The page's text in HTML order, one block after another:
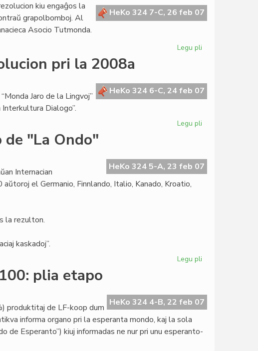
de
"Literatura
HeKo 324 7-C, 26 feb 07
kiu engaĝos la
grapolbomboj. Al
Asocio Tutmonda.
Legu pli
grapolbomboj
pri la 2008a
HeKo 324 6-C, 24 feb 07
Jaro de la Lingvoj”
Dialogo”.
Legu pli
pri
la
"La Ondo"
HeKo 324 5-A, 23 feb 07
Internacian
el Germanio, Finnlando, Italio, Kanado, Kroatio,
la rezulton.
kaskadoj”.
Legu pli
"La
Ondo"
plia etapo
HeKo 324 4-B, 22 feb 07
produktitaj de LF-koop dum
informa organo pri la esperanta mondo, kaj la sola
de Esperanto”) kiuj informadas ne nur pri unu esperanto-